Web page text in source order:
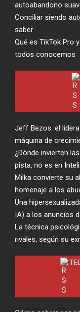
autoabandono
Conciliar siendo
saber
Qué es TikTok Pro
todos conocemos
Jeff Bezos: el
máquina de
¿Dónde invierten
pista, no es en
Milka convierte su
homenaje a los
Una
IA) a los anuncios
La técnica
rivales, según su